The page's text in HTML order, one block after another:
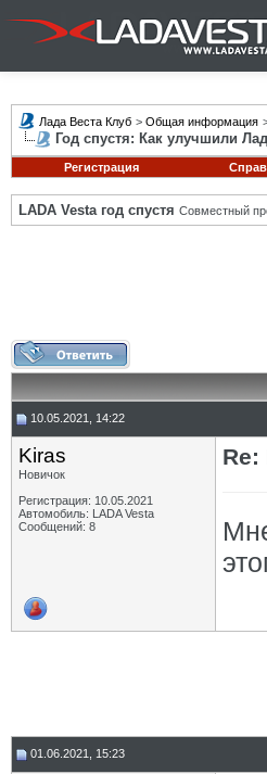
Лада Веста Клуб > Общая информация
Год спустя: Как улучшили
Регистрация
LADA Vesta год спустя Совместный
10.05.2021, 14:22
Kiras
Новичок
Регистрация: 10.05.2021
Автомобиль: LADA Vesta
Сообщений: 8
Re:
01.06.2021, 15:23